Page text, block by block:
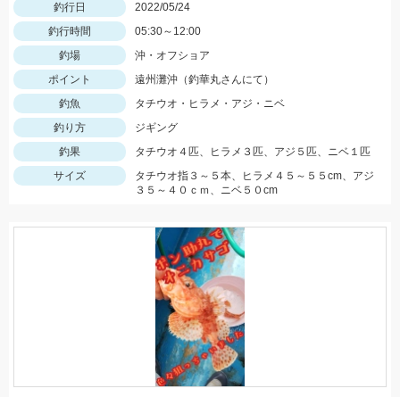
釣行日
2022/05/24
釣行時間
05:30～12:00
釣場
沖・オフショア
ポイント
遠州灘沖（釣華丸さんにて）
釣魚
タチウオ・ヒラメ・アジ・ニベ
釣り方
ジギング
釣果
タチウオ４匹、ヒラメ３匹、アジ５匹、ニベ１匹
サイズ
タチウオ指３～５本、ヒラメ４５～５５cm、アジ
３５～４０ｃｍ、ニベ５０cm